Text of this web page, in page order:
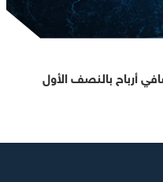
درهم صافي أرباح بالنصف الأول